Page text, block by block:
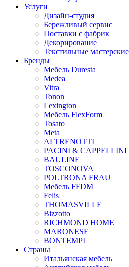
Услуги
Дизайн-студия
Бережливый сервис
Поставки с фабрик
Декорирование
Текстильные мастерские
Бренды
Мебель Duresta
Medea
Vitra
Tonon
Lexington
Мебель FlexForm
Tosato
Meta
ALTRENOTTI
PACINI & CAPPELLINI
BAULINE
TOSCONOVA
POLTRONA FRAU
Мебель FFDM
Felis
THOMASVILLE
Bizzotto
RICHMOND HOME
MARONESE
BONTEMPI
Страны
Итальянская мебель